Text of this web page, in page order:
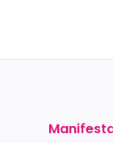
contenu